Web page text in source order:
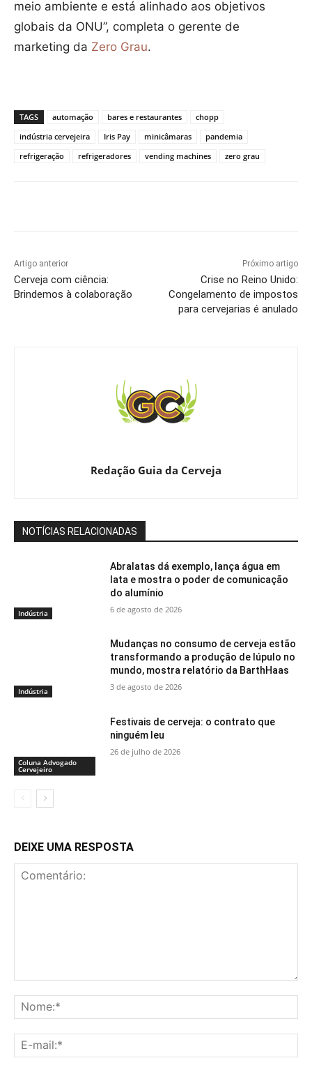
meio ambiente e está alinhado aos objetivos
globais da ONU”, completa o gerente de
marketing da Zero Grau.
TAGS automação bares e restaurantes
chopp
indústria cervejeira
Iris Pay minicâmaras
pandemia
refrigeração
refrigeradores vending machines zero grau
Artigo anterior
Cerveja com ciência:
Brindemos à colaboração
Próximo artigo
Crise no Reino Unido:
Congelamento de impostos
para cervejarias é anulado
Redação Guia da Cerveja
NOTÍCIAS RELACIONADAS
Indústria
Abralatas dá exemplo, lança água em
lata e mostra o poder de comunicação
do alumínio
6 de agosto de 2026
Indústria
Mudanças no consumo de cerveja estão
transformando a produção de lúpulo no
mundo, mostra relatório da BarthHaas
3 de agosto de 2026
Coluna Advogado
Cervejeiro
Festivais de cerveja: o contrato que
ninguém leu
26 de julho de 2026
DEIXE UMA RESPOSTA